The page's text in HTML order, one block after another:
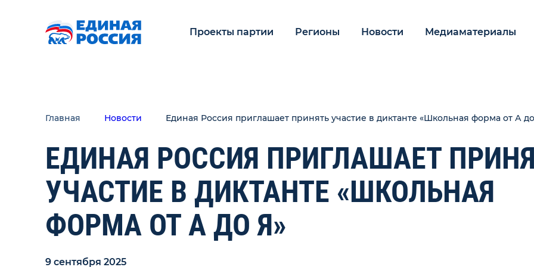
Проекты партии Регионы Новости Медиаматериалы
Главная Новости Единая Россия приглашает принять участие в диктанте «Школьная форма от А
ЕДИНАЯ РОССИЯ ПРИГЛАШАЕТ
УЧАСТИЕ В ДИКТАНТЕ «ШКОЛЬНАЯ
ФОРМА ОТ А ДО Я»
9 сентября 2025